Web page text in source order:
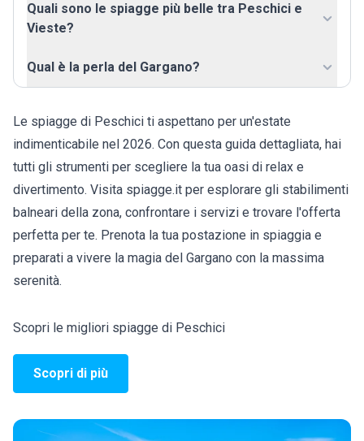
Quali sono le spiagge più belle tra Peschici e
Vieste?
Qual è la perla del Gargano?
Le spiagge di Peschici ti aspettano per un'estate
indimenticabile nel 2026. Con questa guida dettagliata, hai
tutti gli strumenti per scegliere la tua oasi di relax e
divertimento. Visita spiagge.it per esplorare gli stabilimenti
balneari della zona, confrontare i servizi e trovare l'offerta
perfetta per te. Prenota la tua postazione in spiaggia e
preparati a vivere la magia del Gargano con la massima
serenità.
Scopri le migliori spiagge di Peschici
Scopri di più